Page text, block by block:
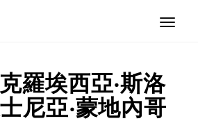
Toggle
羅埃西亞‧斯洛
尼亞‧蒙地內哥